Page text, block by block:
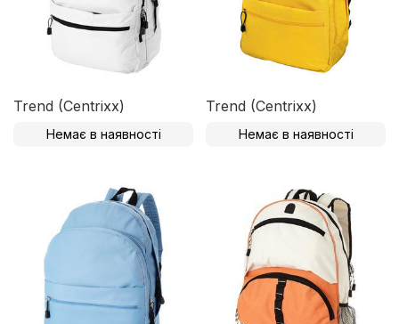
Trend (Centrixx)
Немає в наявності
Trend (Centrixx)
Немає в наявності